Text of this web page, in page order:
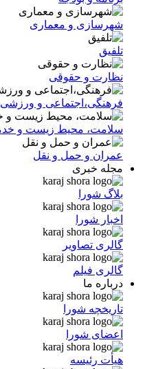
شهرسازی و معماری
تلفیق
نظارت و حقوقی
فرهنگی،اجتماعی و ورزشی
سلامت، محیط زیست و
عمران و حمل و نقل
مجله خبری
بلاگ شورا
اخبار شورا
گالری تصاویر
گالری فیلم
درباره ما
تاریخچه شورا
اعضای شورا
هیأت رئیسه